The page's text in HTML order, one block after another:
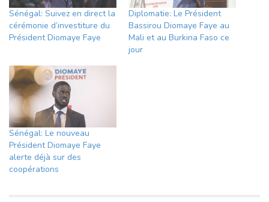
Sénégal: Suivez en direct la
cérémonie d’investiture du
Président Diomaye Faye
Diplomatie: Le Président
Bassirou Diomaye Faye au
Mali et au Burkina Faso ce
jour
Sénégal: Le nouveau
Président Diomaye Faye
alerte déjà sur des
coopérations